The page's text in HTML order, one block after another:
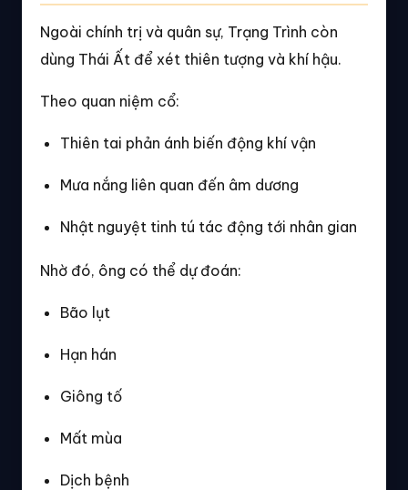
Ngoài chính trị và quân sự, Trạng Trình còn
dùng Thái Ất để xét thiên tượng và khí hậu.
Theo quan niệm cổ:
Thiên tai phản ánh biến động khí vận
Mưa nắng liên quan đến âm dương
Nhật nguyệt tinh tú tác động tới nhân gian
Nhờ đó, ông có thể dự đoán:
Bão lụt
Hạn hán
Giông tố
Mất mùa
Dịch bệnh